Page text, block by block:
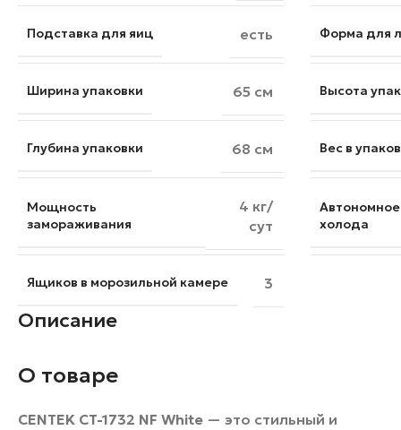
Подставка для яиц есть Форма для
Ширина упаковки 65 см Высота
Глубина упаковки 68 см Вес в
Мощность
замораживания
4 кг/
сут
холода
Ящиков в морозильной камере 3
Описание
О товаре
CENTEK CT-1732 NF White — это стильный и